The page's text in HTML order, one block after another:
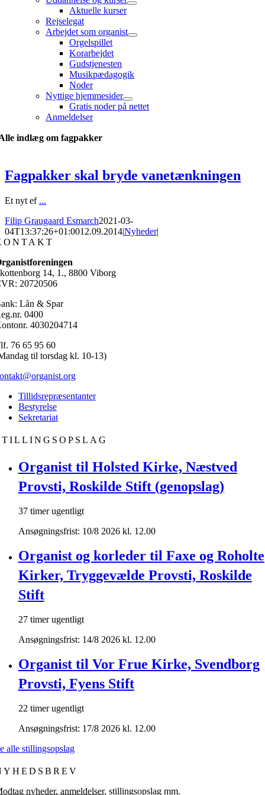
Aktuelle kurser
Rejselegat
Arbejdet som organist
Orgelspillet
Korarbejdet
Gudstjenesten
Musikpædagogik
Noder
Nyttige hjemmesider
Gratis noder på nettet
Anmeldelser
indlæg om fagpakker
Fagpakker skal bryde vanetænkningen
Et nyt ef ...
Filip Graugaard Esmarch2021-03-
04T13:37:26+01:0012.09.2014|Nyheder|
14, 1., 8800 Viborg
20720506
Lån & Spar
0400
4030204714
76 65 95 60
til torsdag kl. 10-13)
Tillidsrepræsentanter
Bestyrelse
Sekretariat
Organist til Holsted Kirke, Næstved
Provsti, Roskilde Stift (genopslag)
37 timer ugentligt
Ansøgningsfrist: 10/8 2026 kl. 12.00
Organist og korleder til Faxe og Roholte
Kirker, Tryggevælde Provsti, Roskilde
Stift
27 timer ugentligt
Ansøgningsfrist: 14/8 2026 kl. 12.00
Organist til Vor Frue Kirke, Svendborg
Provsti, Fyens Stift
22 timer ugentligt
Ansøgningsfrist: 17/8 2026 kl. 12.00
alle stillingsopslag
nyheder, anmeldelser, stillingsopslag mm.